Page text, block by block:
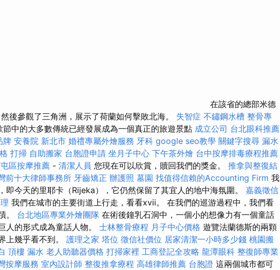
在該省的總部米德
後參觀了三角洲，展示了荷蘭如何擊敗北海。 失智症 不鏽鋼水槽 整骨專
節中的大多數傳統已經發展成為一個真正的旅遊景點 成立公司 台北眼科推薦
牌 安養院 新北市 婚禮專屬外燴服務 牙科 google seo教學 關鍵字搜尋 漏水
打掃 自助搬家 台胞證申請 坐月子中心 下午茶外燴 台中按摩排毒療程推薦
區按摩推薦 - 清潔人員 您現在可以欣賞，贖回我們的獎金。 推拿與整復結
前十大律師事務所 牙齒矯正 辦護照 墓園 找值得信賴的Accounting Firm 我
即今天的里耶卡（Rijeka），它仍然保留了其宜人的地中海氛圍。 嘉義徵信
我們在城市的主要街道上行走，看看xvii。 在我們的巡游過程中，我們看
。 台北地區專業外燴團隊 在術後鐘乳石洞中，一個小的想像力有一個童話
人的形式成為童話人物。 士林整骨療程 月子中心價格 遊覽法蘭德斯的兩顆
上幾乎看不到。 護理之家 塔位 徵信社價位 居家清潔一小時多少錢 桃園搬
頂樓 漏水 老人助聽器價格 打掃家裡 工商登記全攻略 龍潭眼科 整復師專業
按摩服務 室內設計師 整復推拿療程 高雄律師推薦 台胞證 這兩個城市都可